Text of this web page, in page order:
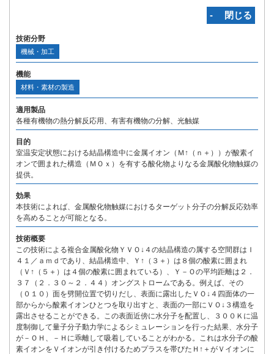
‐ 閉じる
技術分野
機械・加工
機能
材料・素材の製造
適用製品
各種有機物の熱分解反応用、有害有機物の分解、光触媒
目的
室温安定状態における結晶構造中に金属イオン（Ｍ↑（ｎ＋））が酸素イ
オンで囲まれた構造（ＭＯｘ）を有する酸化物よりなる金属酸化物触媒の
提供。
効果
本技術によれば、金属酸化物触媒におけるターゲット分子の分解反応効率
を高めることが可能となる。
技術概要
この技術による複合金属酸化物ＹＶＯ↓４の結晶構造の属する空間群はＩ
４１／ａｍｄであり、結晶構造中、Ｙ↑（３＋）は８個の酸素に囲まれ
（Ｖ↑（５＋）は４個の酸素に囲まれている）、Ｙ－Ｏの平均距離は２．
３７（２．３０～２．４４）オングストロームである。例えば、その
（０１０）面を劈開位置で切りだし、表面に露出したＶＯ↓４四面体の一
部からから酸素イオンひとつを取り出すと、表面の一部にＶＯ↓３構造を
露出させることができる。この表面近傍に水分子を配置し、３００Ｋに温
度制御して量子分子動力学によるシミュレーションを行った結果、水分子
が－ＯＨ、－Ｈに乖離して吸着していることがわかる。これは水分子の酸
素イオンをＶイオンが引き付けるためプラスを帯びたＨ↑＋がＶイオンに